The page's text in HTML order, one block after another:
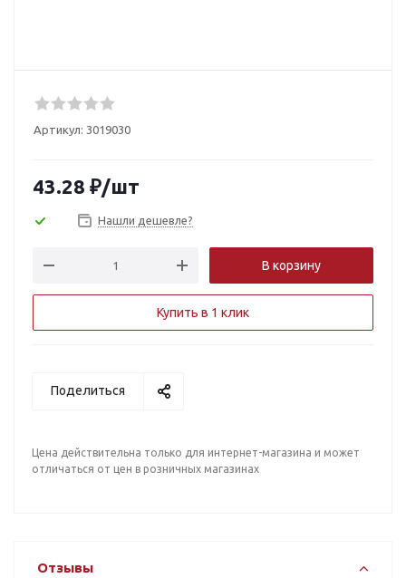
Артикул: 3019030
43.28 ₽/шт
Нашли дешевле?
В корзину
Купить в 1 клик
Поделиться
Цена действительна только для интернет-магазина и может
отличаться от цен в розничных магазинах
Отзывы